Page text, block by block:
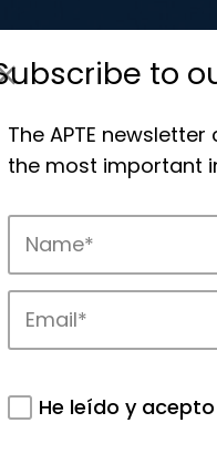
that drive
to
The APTE
the most important
He leído y